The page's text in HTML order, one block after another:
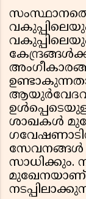
ശാഖകള്‍
സേവനങ്ങള്‍